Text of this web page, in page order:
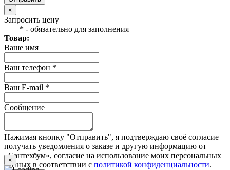
×
Запросить цену
* - обязательно для заполнения
Товар:
Ваше имя
Ваш телефон *
Ваш E-mail *
Сообщение
Нажимая кнопку "Отправить", я подтверждаю своё согласие
получать уведомления о заказе и другую информацию от
«Сантехбум», согласие на использование моих персональных
данных в соответствии с политикой конфиденциальности.
×